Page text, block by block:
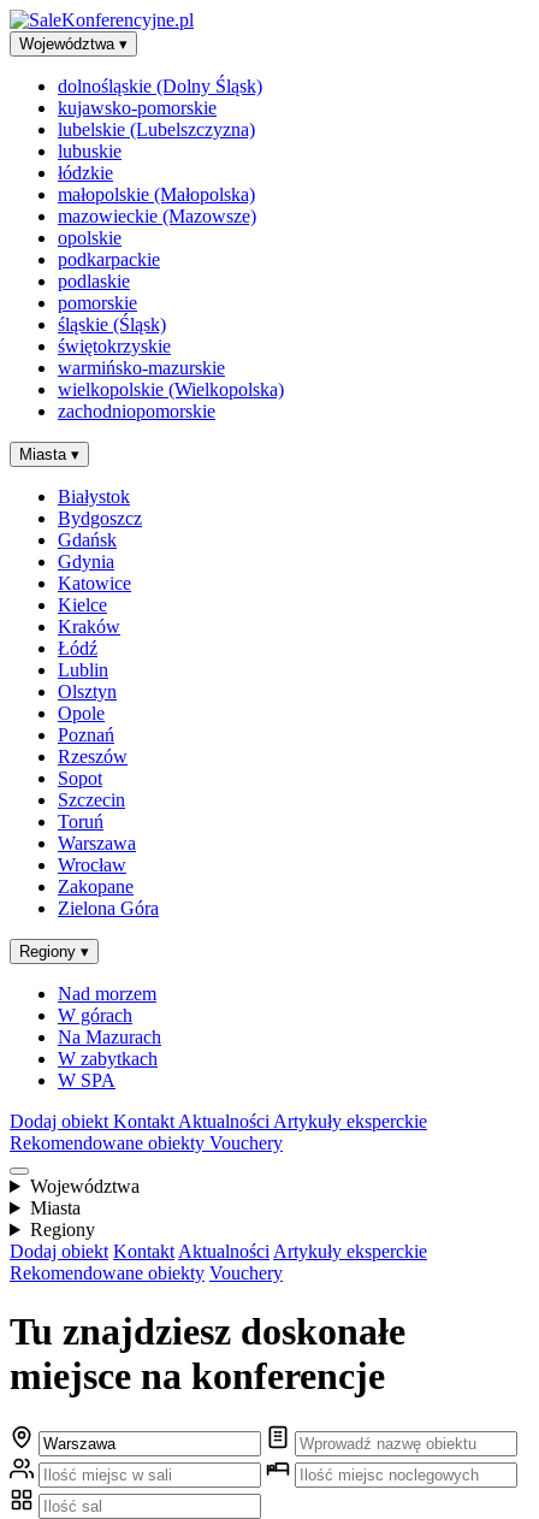
Województwa ▾
dolnośląskie (Dolny Śląsk)
kujawsko-pomorskie
lubelskie (Lubelszczyzna)
lubuskie
łódzkie
małopolskie (Małopolska)
mazowieckie (Mazowsze)
opolskie
podkarpackie
podlaskie
pomorskie
śląskie (Śląsk)
świętokrzyskie
warmińsko-mazurskie
wielkopolskie (Wielkopolska)
zachodniopomorskie
Miasta ▾
Białystok
Bydgoszcz
Gdańsk
Gdynia
Katowice
Kielce
Kraków
Łódź
Lublin
Olsztyn
Opole
Poznań
Rzeszów
Sopot
Szczecin
Toruń
Warszawa
Wrocław
Zakopane
Zielona Góra
Regiony ▾
Nad morzem
W górach
Na Mazurach
W zabytkach
W SPA
Dodaj obiekt Kontakt Aktualności Artykuły eksperckie
Rekomendowane obiekty Vouchery
Województwa
Miasta
Regiony
Dodaj obiekt Kontakt Aktualności Artykuły eksperckie
Rekomendowane obiekty Vouchery
Tu znajdziesz doskonałe
miejsce na konferencje